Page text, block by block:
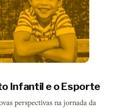
Infantil e o Esporte
perspectivas na jornada da